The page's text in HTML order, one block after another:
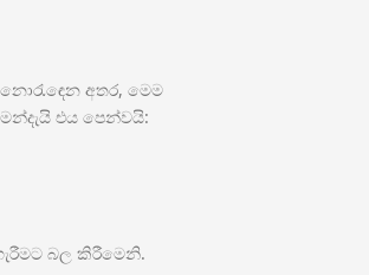
අතර, මෙම
එය පෙන්වයි:
බල කිරීමෙනි.